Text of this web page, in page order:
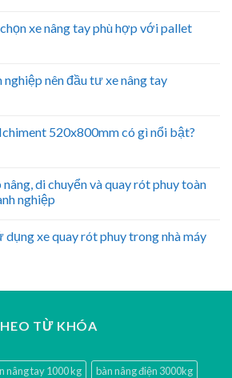
xe nâng tay phù hợp với pallet
nghiệp nên đầu tư xe nâng tay
520x800mm có gì nổi bật?
di chuyển và quay rót phuy toàn
nghiệp
dụng xe quay rót phuy trong nhà máy
TỪ KHÓA
nâng tay 1000 kg
bàn nâng điện 3000kg